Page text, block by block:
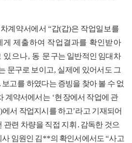
계약서에서 “갑(갑)은 작업일보를
게 제출하여 작업결과를 확인받아
있 으나, 동 문구는 일반적인 임대차
문구로 보 이고, 실제에 있어서도 그
․ 보고를 하였다는 증빙을 찾아 볼 수 없
계약서에서는 ‘현 장에서 작업에 관
)에서 작업지시를 하고’라고 기재되어
관련 차량을 직접 지휘 ․ 감독한 것으
사 임원인 김**의 확인서에서도“사고